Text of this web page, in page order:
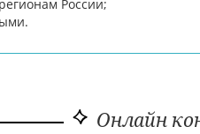
России;
Онлайн